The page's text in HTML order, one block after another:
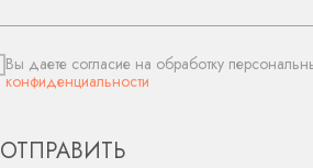
Вы даете согласие на обработку
конфиденциальности
ОТПРАВИТЬ